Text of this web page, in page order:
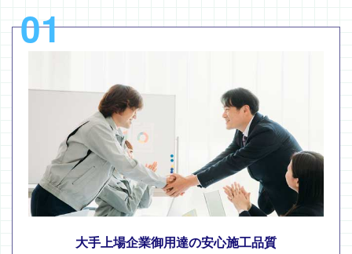
01
大手上場企業御用達の安心施工品質